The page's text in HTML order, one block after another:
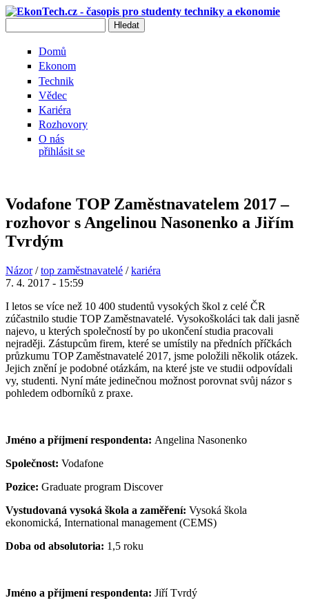
Přejít k hlavnímu obsahu
Domů
Ekonom
Technik
Vědec
Kariéra
Rozhovory
O nás
přihlásit se
Vodafone TOP Zaměstnavatelem 2017 –
rozhovor s Angelinou Nasonenko a Jiřím
Tvrdým
Názor/top zaměstnavatelé /kariéra
7. 4. 2017 - 15:59
I letos se více než 10 400 studentů vysokých škol z celé ČR
zúčastnilo studie TOP Zaměstnavatelé. Vysokoškoláci tak dali jasně
najevo, u kterých společností by po ukončení studia pracovali
nejraději. Zástupcům firem, které se umístily na předních příčkách
průzkumu TOP Zaměstnavatelé 2017, jsme položili několik otázek.
Jejich znění je podobné otázkám, na které jste ve studii odpovídali
vy, studenti. Nyní máte jedinečnou možnost porovnat svůj názor s
pohledem odborníků z praxe.
Jméno a příjmení respondenta: Angelina Nasonenko
Společnost: Vodafone
Pozice: Graduate program Discover
Vystudovaná vysoká škola a zaměření: Vysoká škola
ekonomická, International management (CEMS)
Doba od absolutoria: 1,5 roku
Jméno a příjmení respondenta: Jiří Tvrdý